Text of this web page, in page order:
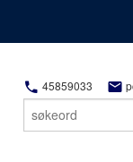
45859033